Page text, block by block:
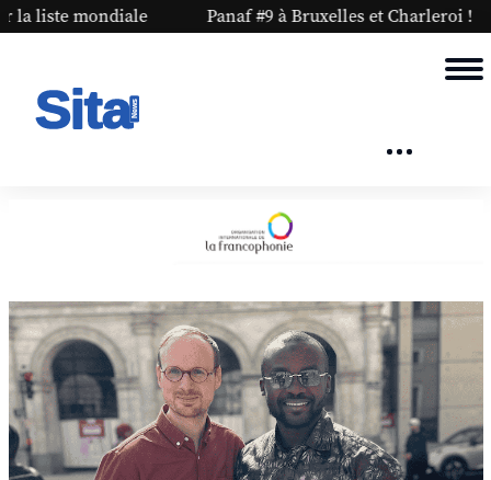
Panaf #9 à Bruxelles et Charleroi !